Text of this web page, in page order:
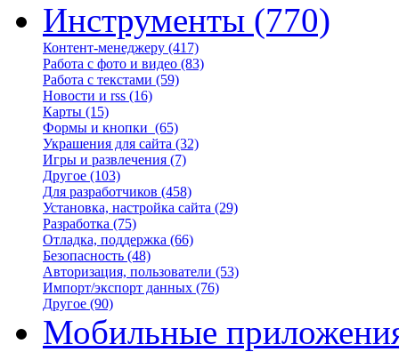
Инструменты (770)
Контент-менеджеру (417)
Работа с фото и видео (83)
Работа с текстами (59)
Новости и rss (16)
Карты (15)
Формы и кнопки (65)
Украшения для сайта (32)
Игры и развлечения (7)
Другое (103)
Для разработчиков (458)
Установка, настройка сайта (29)
Разработка (75)
Отладка, поддержка (66)
Безопасность (48)
Авторизация, пользователи (53)
Импорт/экспорт данных (76)
Другое (90)
Мобильные